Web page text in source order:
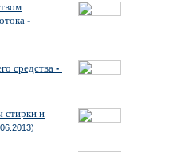
-
средства -
стирки и